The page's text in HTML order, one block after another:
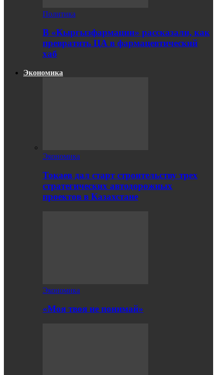
Политика
В «Кыргызфармации» рассказали, как
превратить ЦА в фармацевтический
хаб
Экономика
Экономика
Токаев дал старт строительству трех
стратегических автодорожных
проектов в Казахстане
Экономика
«Моя твоя не понимай»